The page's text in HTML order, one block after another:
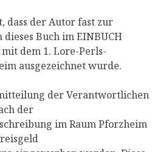
dass der Autor fast zur
Buch im EINBUCH
dem 1. Lore-Perls-
ausgezeichnet wurde.
der Verantwortlichen
der
im Raum Pforzheim